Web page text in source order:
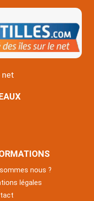
net
nous ?
légales